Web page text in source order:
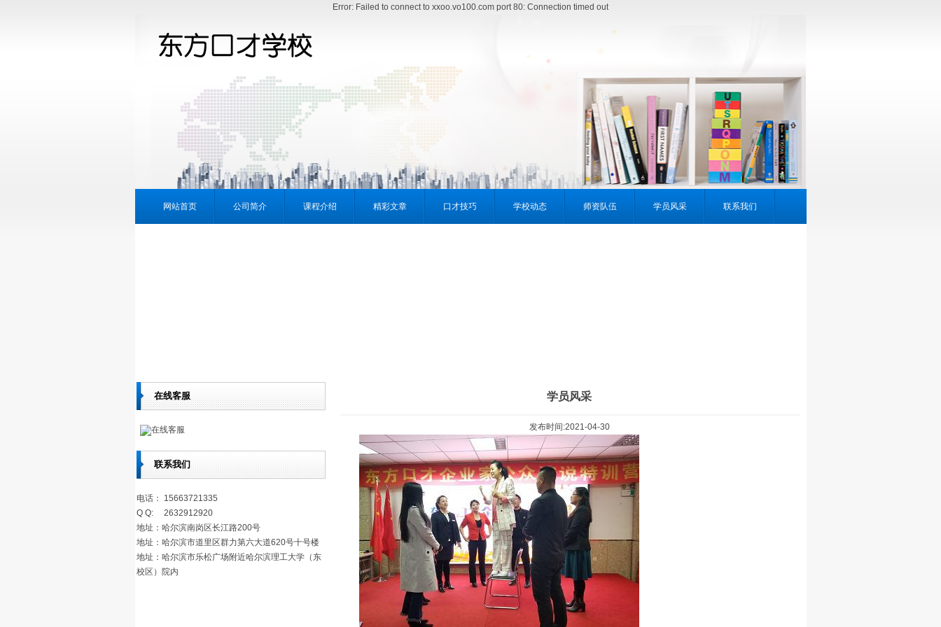
Error: Failed to connect to xxoo.vo100.com port 80: Connection timed out
网站首页 公司简介 课程介绍 精彩文章 口才技巧 学校动态 师资队伍 学员风采 联系我们
在线客服
在线客服
联系我们
电话： 15663721335
Q Q: 2632912920
地址：哈尔滨南岗区长江路200号
地址：哈尔滨市道里区群力第六大道620号十号楼
地址：哈尔滨市乐松广场附近哈尔滨理工大学（东
校区）院内
学员风采
发布时间:2021-04-30